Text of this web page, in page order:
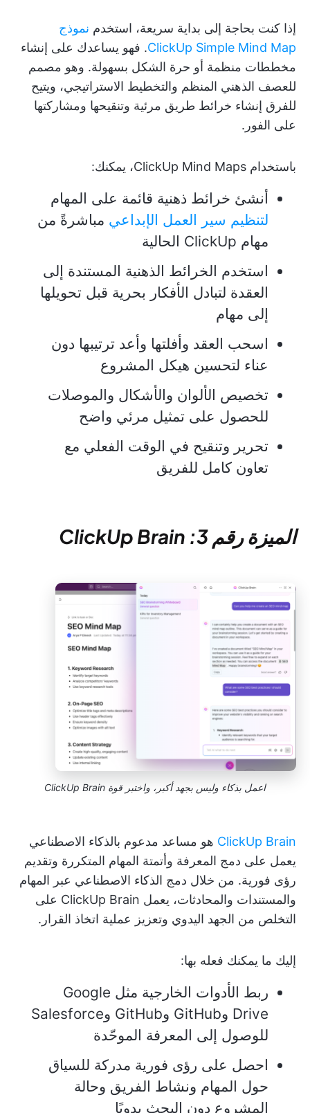
إذا كنت بحاجة إلى بداية سريعة، استخدم نموذج
ClickUp Simple Mind Map. فهو يساعدك على إنشاء
مخططات منظمة أو حرة الشكل بسهولة. وهو مصمم
للعصف الذهني المنظم والتخطيط الاستراتيجي، ويتيح
للفرق إنشاء خرائط طريق مرئية وتنقيحها ومشاركتها
على الفور.
باستخدام ClickUp Mind Maps، يمكنك:
أنشئ خرائط ذهنية قائمة على المهام
لتنظيم سير العمل الإبداعي مباشرةً من
مهام ClickUp الحالية
استخدم الخرائط الذهنية المستندة إلى
العقدة لتبادل الأفكار بحرية قبل تحويلها
إلى مهام
اسحب العقد وأفلتها وأعد ترتيبها دون
عناء لتحسين هيكل المشروع
تخصيص الألوان والأشكال والموصلات
للحصول على تمثيل مرئي واضح
تحرير وتنقيح في الوقت الفعلي مع
تعاون كامل للفريق
الميزة رقم 3: ClickUp Brain
اعمل بذكاء وليس بجهد أكبر، واختبر قوة ClickUp Brain
ClickUp Brain هو مساعد مدعوم بالذكاء الاصطناعي
يعمل على دمج المعرفة وأتمتة المهام المتكررة وتقديم
رؤى فورية. من خلال دمج الذكاء الاصطناعي عبر المهام
والمستندات والمحادثات، يعمل ClickUp Brain على
التخلص من الجهد اليدوي وتعزيز عملية اتخاذ القرار.
إليك ما يمكنك فعله بها:
ربط الأدوات الخارجية مثل Google
Drive وGitHub وGitHub وSalesforce
للوصول إلى المعرفة الموحّدة
احصل على رؤى فورية مدركة للسياق
حول المهام ونشاط الفريق وحالة
المشروع دون البحث يدويًا